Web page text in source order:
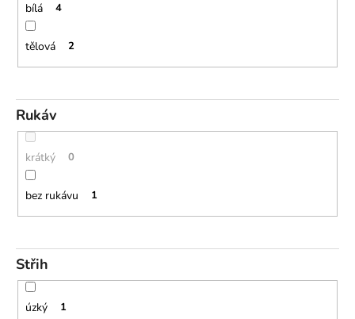
bílá 4
tělová 2
Rukáv
krátký 0
bez rukávu 1
Střih
úzký 1
m